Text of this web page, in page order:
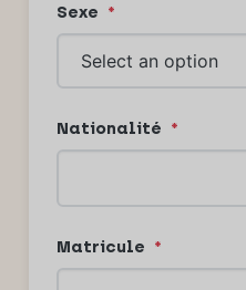
Sexe *
Nationalité *
Matricule *